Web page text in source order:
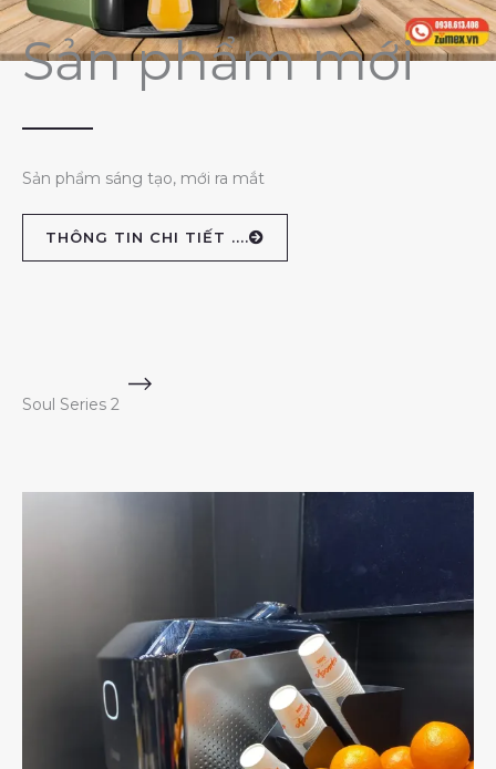
Sản phẩm mới
Sản phẩm sáng tạo, mới ra mắt
THÔNG TIN CHI TIẾT ....
Soul Series 2